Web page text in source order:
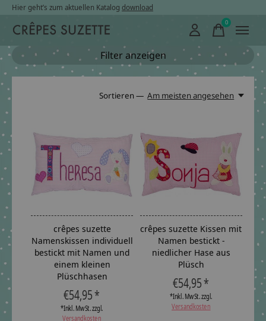
Hier geht’s zum aktuellen Katalog download
0items
Filter anzeigen
Sortieren — Am meisten angesehen
crêpes suzette
Namenskissen individuell
bestickt mit Namen und
einem kleinen
Plüschhasen
€54,95 *
*Inkl. MwSt. zzgl.
Versandkosten
crêpes suzette Kissen mit
Namen bestickt -
niedlicher Hase aus
Plüsch
€54,95 *
*Inkl. MwSt. zzgl.
Versandkosten